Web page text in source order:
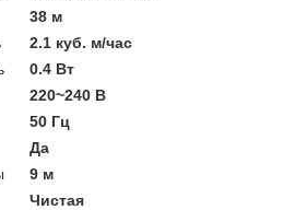
38 м
2.1 куб. м/час
0.4 Вт
220~240 В
50 Гц
Да
9 м
Чистая